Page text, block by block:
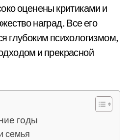
оценены критиками и
наград. Все его
глубоким психологизмом,
и прекрасной
годы
семья